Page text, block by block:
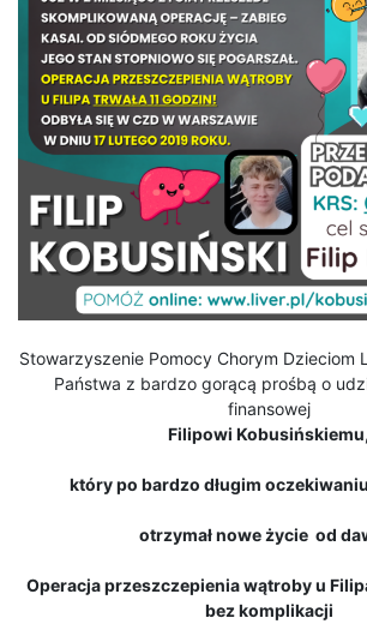
Stowarzyszenie Pomocy Chorym Dzieciom
Państwa z bardzo gorącą prośbą o
finansowej
Filipowi Kobusińskiemu,
który po bardzo długim
otrzymał nowe życie od
Operacja przeszczepienia wątroby u
bez komplikacji